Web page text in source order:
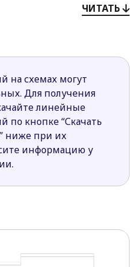
Такой дом станет
предусмотренным
на
Во фронтальной части
зона и гараж.
спроектирована со
четыре
помещения,
гараж на два автомобиля,
ЧИТАТЬ
на схемах могут
Для получения
линейные
кнопке “Скачать
ниже при их
информацию у